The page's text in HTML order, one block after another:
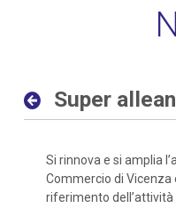
Vicenza -
Si rinnova e si amplia
Commercio di Vicenza
riferimento